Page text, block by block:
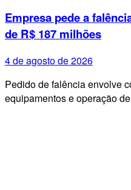
Empresa pede a
de R$ 187 milhões
4 de agosto de 2026
Pedido de falência envolve
equipamentos e operação